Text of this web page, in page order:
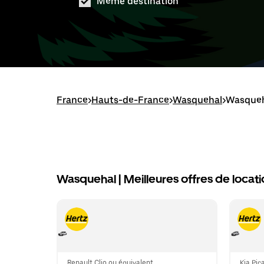
France>Hauts-de-France>Wasquehal>
Wasquehal | Meilleures offres de